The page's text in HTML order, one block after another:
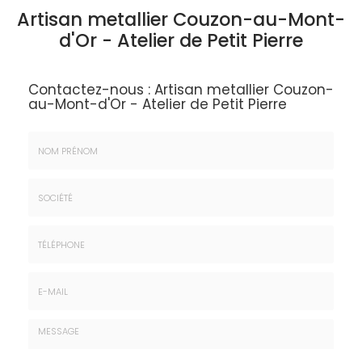
Artisan metallier Couzon-au-Mont-
d'Or - Atelier de Petit Pierre
Contactez-nous : Artisan metallier Couzon-
au-Mont-d'Or - Atelier de Petit Pierre